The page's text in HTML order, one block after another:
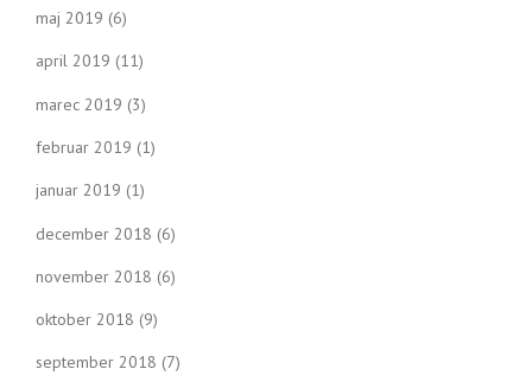
maj 2019 (6)
april 2019 (11)
marec 2019 (3)
februar 2019 (1)
januar 2019 (1)
december 2018 (6)
november 2018 (6)
oktober 2018 (9)
september 2018 (7)